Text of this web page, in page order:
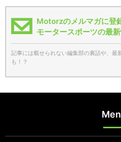
Motorzのメルマガに登
モータースポーツの最新
記事には載せられない編集部の裏話や、最
も！？